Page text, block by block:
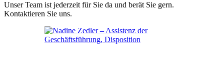
Unser Team ist jederzeit für Sie da und berät Sie gern.
Kontaktieren Sie uns.